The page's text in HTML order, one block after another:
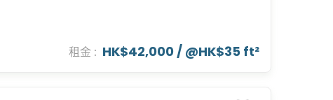
租金 : HK$42,000/ @HK$35 ft²